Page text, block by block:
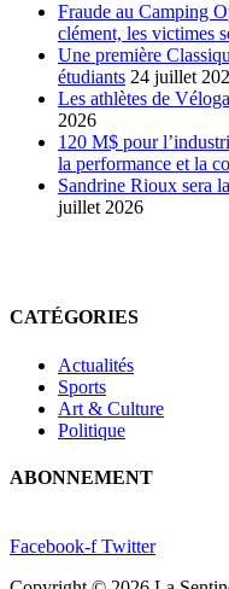
Fraude au Camping
clément, les victimes
Une première
étudiants 24 juillet
Les athlètes de
2026
120 M$ pour
la performance et la
Sandrine Rioux sera
juillet 2026
CATÉGORIES
Actualités
Sports
Art & Culture
Politique
ABONNEMENT
Facebook-f Twitter